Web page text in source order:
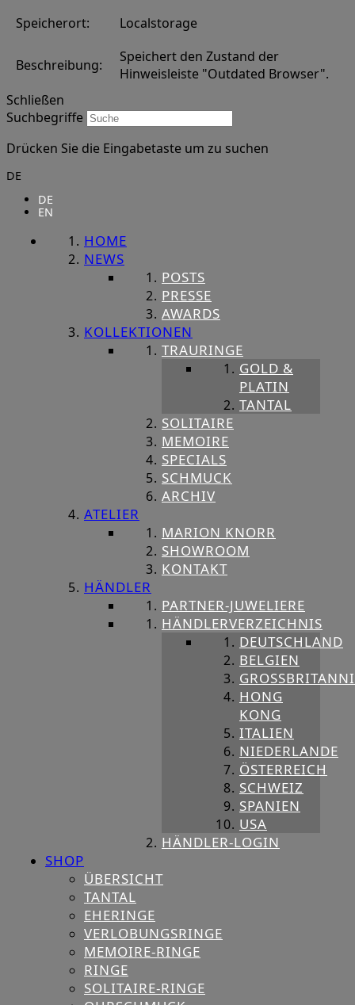
Speicherort:
Localstorage
Beschreibung:
Speichert den Zustand der
Hinweisleiste "Outdated Browser".
Schließen
Suchbegriffe
Drücken Sie die Eingabetaste um zu suchen
DE
DE
EN
HOME
NEWS
POSTS
PRESSE
AWARDS
KOLLEKTIONEN
TRAURINGE
GOLD &
PLATIN
TANTAL
SOLITAIRE
MEMOIRE
SPECIALS
SCHMUCK
ARCHIV
ATELIER
MARION KNORR
SHOWROOM
KONTAKT
HÄNDLER
PARTNER-JUWELIERE
HÄNDLERVERZEICHNIS
DEUTSCHLAND
BELGIEN
HONG
KONG
ITALIEN
NIEDERLANDE
ÖSTERREICH
SCHWEIZ
SPANIEN
USA
HÄNDLER-LOGIN
SHOP
ÜBERSICHT
TANTAL
EHERINGE
VERLOBUNGSRINGE
MEMOIRE-RINGE
RINGE
SOLITAIRE-RINGE